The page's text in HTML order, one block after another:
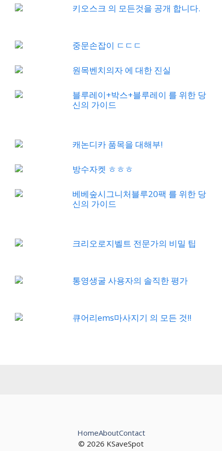
키오스크 의 모든것을 공개 합니다.
중문손잡이 ㄷㄷㄷ
원목벤치의자 에 대한 진실
블루레이+박스+블루레이 를 위한 당
신의 가이드
캐논디카 품목을 대해부!
방수자켓 ㅎㅎㅎ
베베숲시그니처블루20팩 를 위한 당
신의 가이드
크리오로지벨트 전문가의 비밀 팁
통영생굴 사용자의 솔직한 평가
큐어리ems마사지기 의 모든 것!!
© 2026 KSaveSpot
HomeAboutContact